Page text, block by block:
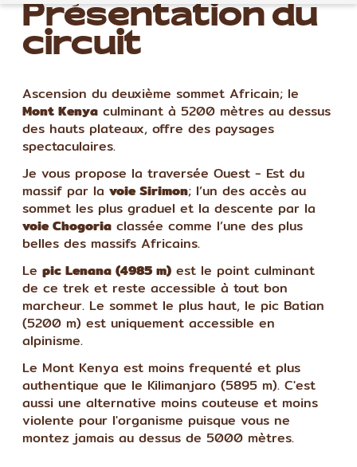
Présentation du
circuit
Ascension du deuxième sommet Africain; le
Mont Kenya culminant à 5200 mètres au dessus
des hauts plateaux, offre des paysages
spectaculaires.
Je vous propose la traversée Ouest - Est du
massif par la voie Sirimon; l’un des accès au
sommet les plus graduel et la descente par la
voie Chogoria classée comme l’une des plus
belles des massifs Africains.
Le pic Lenana (4985 m) est le point culminant
de ce trek et reste accessible à tout bon
marcheur. Le sommet le plus haut, le pic Batian
(5200 m) est uniquement accessible en
alpinisme.
Le Mont Kenya est moins frequenté et plus
authentique que le Kilimanjaro (5895 m). C'est
aussi une alternative moins couteuse et moins
violente pour l'organisme puisque vous ne
montez jamais au dessus de 5000 mètres.